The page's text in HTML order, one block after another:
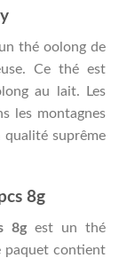
thé oolong de
Ce thé est
au lait. Les
les montagnes
qualité suprême
8g
8gest un thé
paquet contient